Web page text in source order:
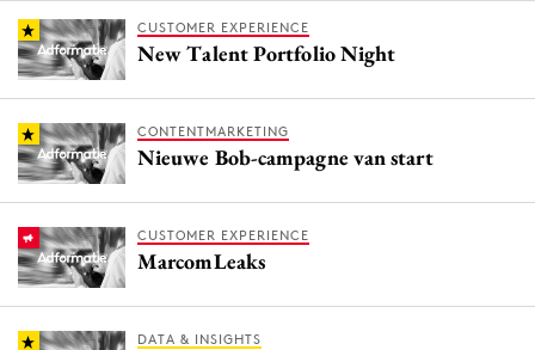
CUSTOMER EXPERIENCE
New Talent Portfolio Night
CONTENTMARKETING
Nieuwe Bob-campagne van start
CUSTOMER EXPERIENCE
MarcomLeaks
DATA & INSIGHTS